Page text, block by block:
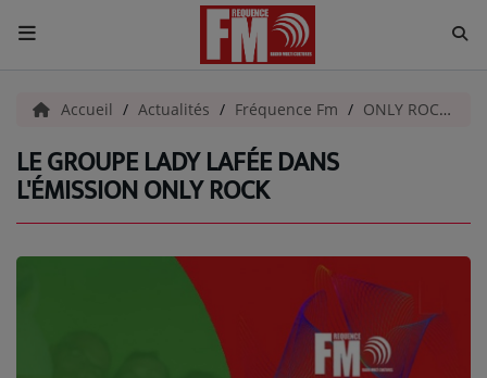
ACCUEIL
Radio
ACTUALITÉS
EMISSIONS
Accueil Actualités Fréquence Fm ONLY ROCK
LE GROUPE LADY LAFÉE DANS
L'ÉMISSION ONLY ROCK